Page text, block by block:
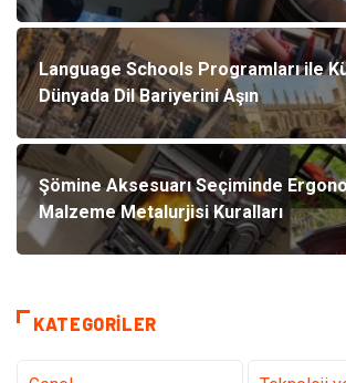
Language Schools Programları ile
Dünyada Dil Bariyerini Aşın
Şömine Aksesuarı Seçiminde
Malzeme Metalurjisi Kuralları
KATEGORILER